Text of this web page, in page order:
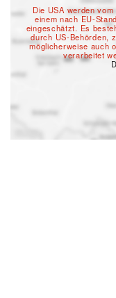
Die USA werden
einem nach EU-
eingeschätzt. Es
durch US-Behörden,
möglicherweise auch
verarbeitet